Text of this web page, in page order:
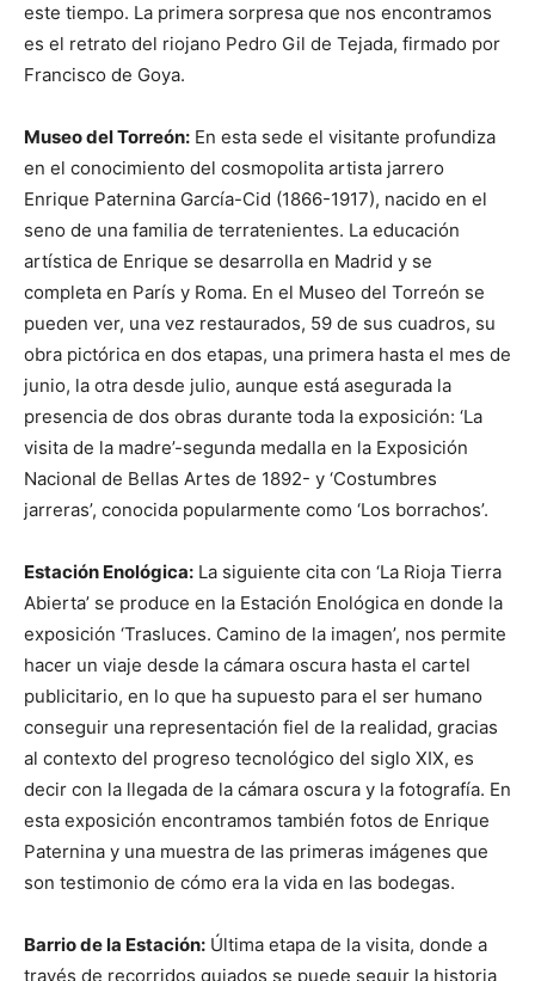
este tiempo. La primera sorpresa que nos encontramos
es el retrato del riojano Pedro Gil de Tejada, firmado por
Francisco de Goya.
Museo del Torreón: En esta sede el visitante profundiza
en el conocimiento del cosmopolita artista jarrero
Enrique Paternina García-Cid (1866-1917), nacido en el
seno de una familia de terratenientes. La educación
artística de Enrique se desarrolla en Madrid y se
completa en París y Roma. En el Museo del Torreón se
pueden ver, una vez restaurados, 59 de sus cuadros, su
obra pictórica en dos etapas, una primera hasta el mes de
junio, la otra desde julio, aunque está asegurada la
presencia de dos obras durante toda la exposición: ‘La
visita de la madre’-segunda medalla en la Exposición
Nacional de Bellas Artes de 1892- y ‘Costumbres
jarreras’, conocida popularmente como ‘Los borrachos’.
Estación Enológica: La siguiente cita con ‘La Rioja Tierra
Abierta’ se produce en la Estación Enológica en donde la
exposición ‘Trasluces. Camino de la imagen’, nos permite
hacer un viaje desde la cámara oscura hasta el cartel
publicitario, en lo que ha supuesto para el ser humano
conseguir una representación fiel de la realidad, gracias
al contexto del progreso tecnológico del siglo XIX, es
decir con la llegada de la cámara oscura y la fotografía. En
esta exposición encontramos también fotos de Enrique
Paternina y una muestra de las primeras imágenes que
son testimonio de cómo era la vida en las bodegas.
Barrio de la Estación: Última etapa de la visita, donde a
través de recorridos guiados se puede seguir la historia